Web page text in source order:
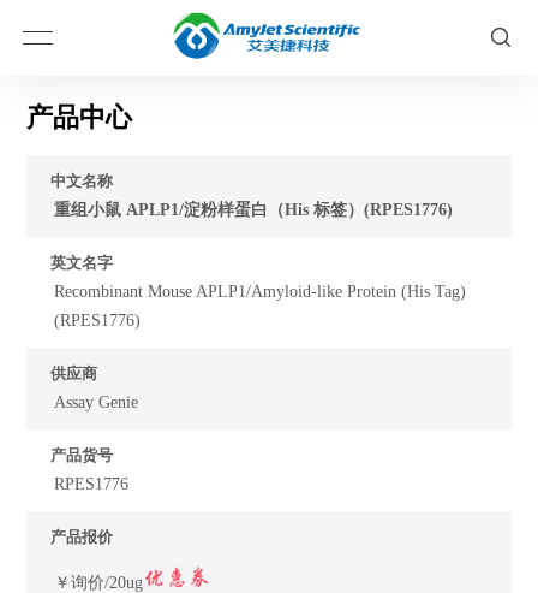
产品中心
中文名称
重组小鼠 APLP1/淀粉样蛋白（His 标签）(RPES1776)
英文名字
Recombinant Mouse APLP1/Amyloid-like Protein (His Tag)
(RPES1776)
供应商
Assay Genie
产品货号
RPES1776
产品报价
￥询价/20ug